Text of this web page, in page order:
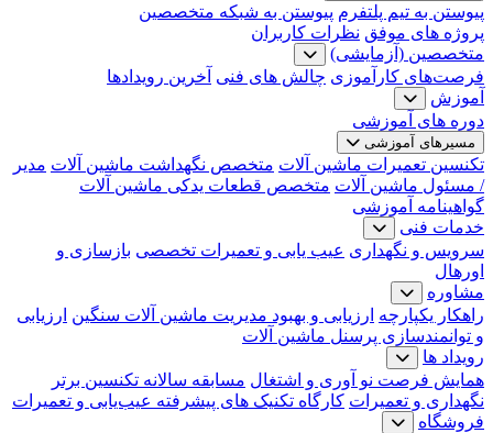
پیوستن به تیم پلتفرم پیوستن به شبکه متخصصین
پروژه های موفق نظرات کاربران
متخصصین (آزمایشی)
فرصت‌های کارآموزی چالش های فنی آخرین رویدادها
آموزش
دوره های آموزشی
مسیرهای آموزشی
تکنسین تعمیرات ماشین آلات متخصص نگهداشت ماشین آلات مدیر
/ مسئول ماشین آلات متخصص قطعات یدکی ماشین آلات
گواهینامه آموزشی
خدمات فنی
سرویس و نگهداری عیب یابی و تعمیرات تخصصی بازسازی و
اورهال
مشاوره
راهکار یکپارچه ارزیابی و بهبود مدیریت ماشین آلات سنگین ارزیابی
و توانمندسازی پرسنل ماشین آلات
رویداد ها
همایش فرصت نو آوری و اشتغال مسابقه سالانه تکنسین برتر
نگهداری و تعمیرات کارگاه تکنیک‌ های پیشرفته عیب‌یابی و تعمیرات
فروشگاه